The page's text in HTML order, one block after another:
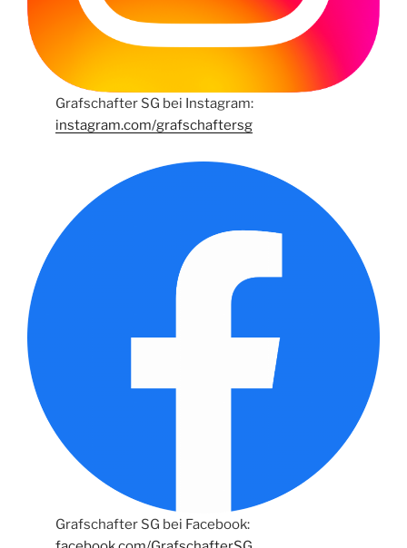
Grafschafter SG bei Instagram:
instagram.com/grafschaftersg
Grafschafter SG bei Facebook: